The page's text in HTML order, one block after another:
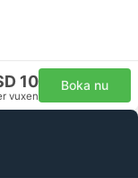
10
vuxen
Boka nu